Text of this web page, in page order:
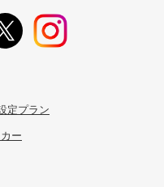
定プラン
ー